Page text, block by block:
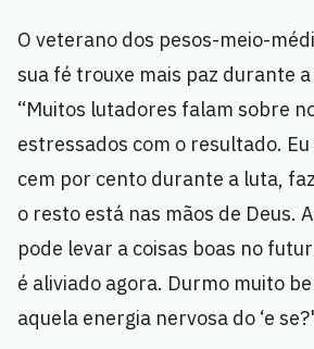
O veterano dos pesos-meio-
sua fé trouxe mais paz durante
“Muitos lutadores falam sobre
estressados com o resultado.
cem por cento durante a luta,
o resto está nas mãos de Deus.
pode levar a coisas boas no
é aliviado agora. Durmo muito
aquela energia nervosa do ‘e